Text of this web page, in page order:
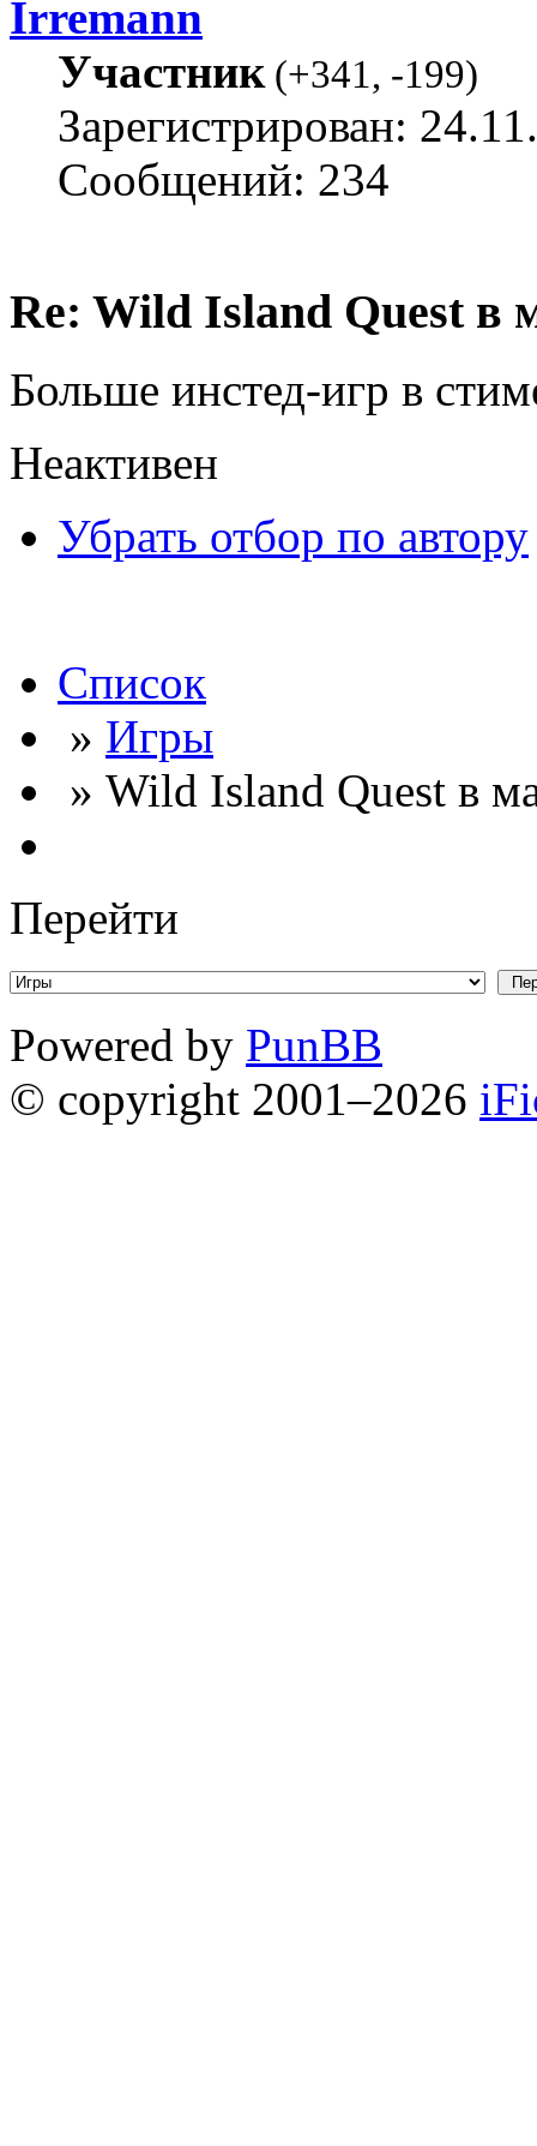
Irremann
Участник(+341, -199)
Зарегистрирован:
Сообщений: 234
Re: Wild Island Quest в
Больше инстед-игр в
Неактивен
Убрать отбор по автору
Список
» Игры
» Wild Island Quest в
Перейти
Powered by PunBB
© copyright 2001–2026